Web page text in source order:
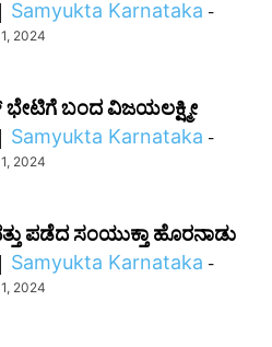
Samyukta Karnataka -
2024
ಬಂದ ವಿಜಯಲಕ್ಷ್ಮೀ
Samyukta Karnataka -
2024
ಪಡೆದ ಸಂಯುಕ್ತಾ ಹೊರನಾಡು
Samyukta Karnataka -
2024